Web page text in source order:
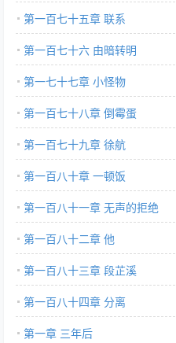
第一百七十五章 联系
第一百七十六 由暗转明
第一七十七章 小怪物
第一百七十八章 倒霉蛋
第一百七十九章 徐航
第一百八十章 一顿饭
第一百八十一章 无声的拒绝
第一百八十二章 他
第一百八十三章 段芷溪
第一百八十四章 分离
第一章 三年后